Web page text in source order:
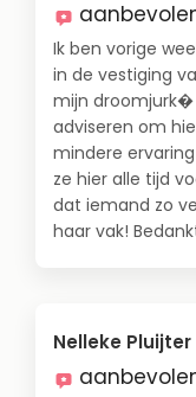
Ik ben vorige
in de vestiging
mijn droomjurk�
adviseren om
mindere
ze hier alle tijd
dat iemand zo
haar vak!
Nelleke Pluijter